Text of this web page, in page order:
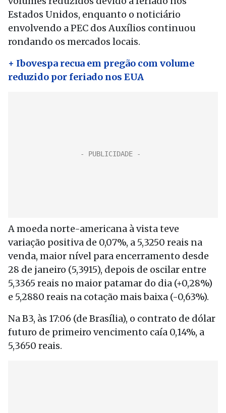
Estados Unidos, enquanto o noticiário
envolvendo a PEC dos Auxílios continuou
rondando os mercados locais.
+ Ibovespa recua em pregão com volume
reduzido por feriado nos EUA
A moeda norte-americana à vista teve
variação positiva de 0,07%, a 5,3250 reais na
venda, maior nível para encerramento desde
28 de janeiro (5,3915), depois de oscilar entre
5,3365 reais no maior patamar do dia (+0,28%)
e 5,2880 reais na cotação mais baixa (-0,63%).
Na B3, às 17:06 (de Brasília), o contrato de dólar
futuro de primeiro vencimento caía 0,14%, a
5,3650 reais.